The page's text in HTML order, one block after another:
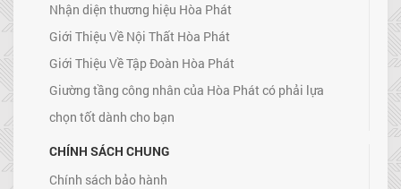
Nhận diện thương hiệu Hòa Phát
Giới Thiệu Về Nội Thất Hòa Phát
Giới Thiệu Về Tập Đoàn Hòa Phát
Giường tầng công nhân của Hòa Phát có phải lựa
chọn tốt dành cho bạn
CHÍNH SÁCH CHUNG
Chính sách bảo hành